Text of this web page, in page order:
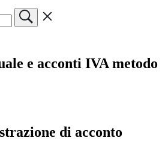
e acconti IVA metodo
di acconto